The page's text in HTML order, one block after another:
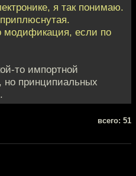
я так понимаю.
модификация, если по
то импортной
но принципиальных
всего: 51